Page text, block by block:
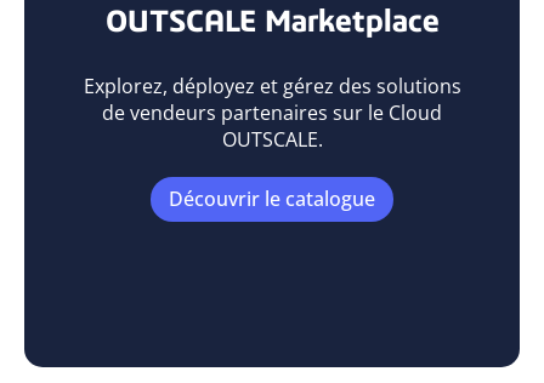
OUTSCALE Marketplace
Explorez, déployez et gérez des solutions
de vendeurs partenaires sur le Cloud
OUTSCALE.
Découvrir le catalogue